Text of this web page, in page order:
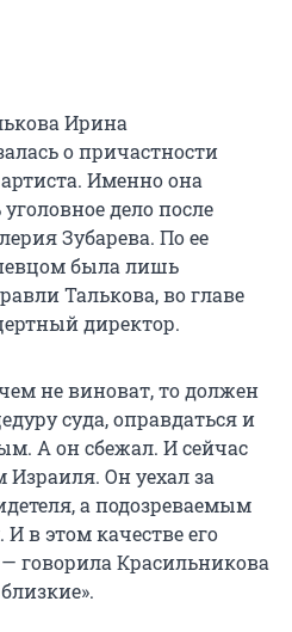
Ирина
о причастности
Именно она
дело после
Зубарева. По ее
была лишь
Талькова, во главе
директор.
не виноват, то должен
суда, оправдаться и
А он сбежал. И сейчас
Он уехал за
а подозреваемым
в этом качестве его
говорила Красильникова